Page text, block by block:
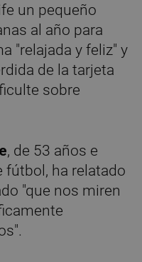
un pequeño
al año para
"relajada y feliz" y
de la tarjeta
sobre
, de 53 años e
fútbol, ha relatado
"que nos miren